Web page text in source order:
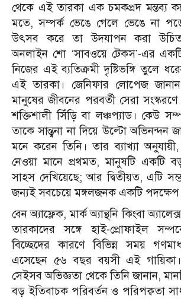
থেকে এই তারকা এক চমকপ্রদ মন্তব্য
মতে, সম্পর্ক ভেঙে গেলে ভেঙে না
উৎসব করে তা উদযাপন করা
অনলাইন শো ‘সাবওয়ে টেকস’-এর
নিজের এই ব্যতিক্রমী দৃষ্টিভঙ্গি তুলে
এই তারকা। জেনিফার লোপেজ
মানুষের জীবনের পরবর্তী সেরা
শক্তিশালী সিঁড়ি বা লঞ্চপ্যাড। কেউ
তাকে সান্ত্বনা না দিয়ে উল্টো অভিনন্দন
মনে করেন তিনি। তার ব্যাখ্যা অনুযায়ী,
নেওয়া মানে প্রথমত, মানুষটি একটি বড়
সাহস দেখিয়েছে; আর দ্বিতীয়ত, এটি
জন্যই সবচেয়ে মঙ্গলজনক একটি
বেন অ্যাফ্লেক, মার্ক অ্যান্থনি কিংবা
তারকাদের সঙ্গে হাই-প্রোফাইল
বিচ্ছেদের কারণে বিভিন্ন সময়
এসেছেন ৫৬ বছর বয়সী এই
সেইসব অভিজ্ঞতা থেকে তিনি জানান,
বড় ইতিবাচক পরিবর্তন ও পরিপক্বতা